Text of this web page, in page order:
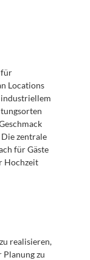
für
Locations
zentrale
für Gäste
Hochzeit
realisieren,
zu